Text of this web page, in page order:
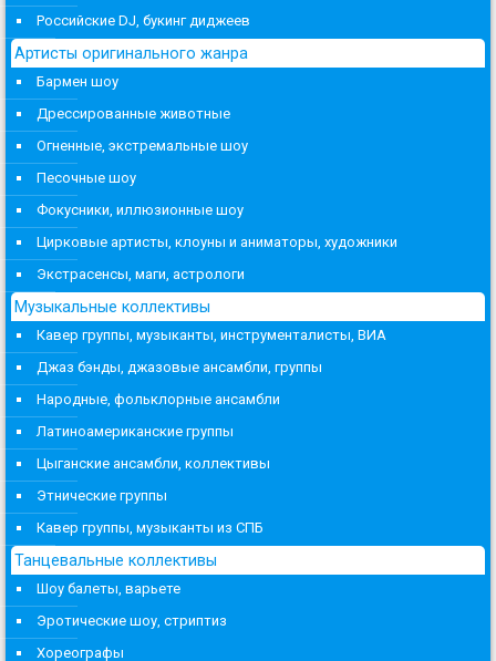
Российские DJ, букинг диджеев
Артисты оригинального жанра
Бармен шоу
Дрессированные животные
Огненные, экстремальные шоу
Песочные шоу
Фокусники, иллюзионные шоу
Цирковые артисты, клоуны и аниматоры, художники
Экстрасенсы, маги, астрологи
Музыкальные коллективы
Кавер группы, музыканты, инструменталисты, ВИА
Джаз бэнды, джазовые ансамбли, группы
Народные, фольклорные ансамбли
Латиноамериканские группы
Цыганские ансамбли, коллективы
Этнические группы
Кавер группы, музыканты из СПБ
Танцевальные коллективы
Шоу балеты, варьете
Эротические шоу, стриптиз
Хореографы